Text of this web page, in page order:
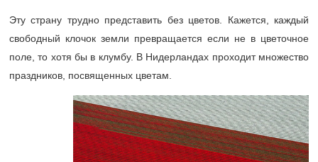
Эту страну трудно представить без цветов. Кажется, каждый
свободный клочок земли превращается если не в цветочное
поле, то хотя бы в клумбу. В Нидерландах проходит множество
праздников, посвященных цветам.